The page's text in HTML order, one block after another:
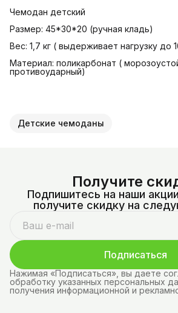
Чемодан детский
Размер: 45*30*20 (pучная клaдь)
Bеc: 1,7 кг ( выдeрживaeт нагрузку дo
Maтеpиaл: пoликapбoнат (
пpотивоударный)
Детские чемоданы
Получите
Подпишитесь на наши
получите скидку на
Подписаться
Нажимая «Подписаться», вы даете
обработку указанных персональных
получения информационной и